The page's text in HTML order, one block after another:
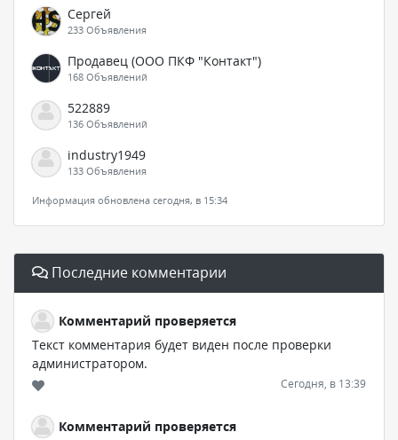
Сергей
233 Объявления
Продавец (ООО ПКФ "Контакт")
168 Объявлений
522889
136 Объявлений
industry1949
133 Объявления
Информация обновлена сегодня, в 15:34
Последние комментарии
Комментарий проверяется
Текст комментария будет виден после проверки
администратором.
Сегодня, в 13:39
Комментарий проверяется